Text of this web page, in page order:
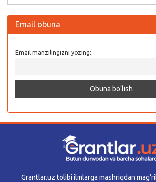
Email obuna
Email manzilingizni yozing:
Grantlar.uz tolibi ilmlarga mashriqdan